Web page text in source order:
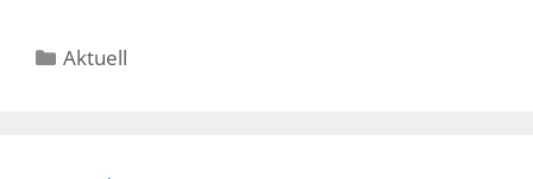
Kategorien
Aktuell